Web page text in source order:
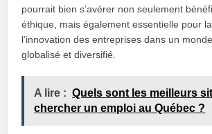
pourrait bien s’avérer non seulement
éthique, mais également essentielle pour
l’innovation des entreprises dans un
globalisé et diversifié.
A lire : Quels sont les meilleurs
chercher un emploi au Québec ?